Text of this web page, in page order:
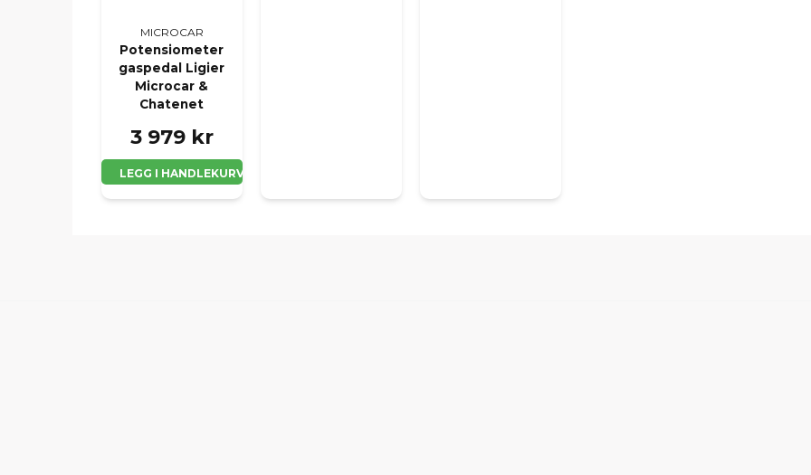
MICROCAR
Potensiometer
gaspedal Ligier
Microcar &
Chatenet
3 979 kr
LEGG I HANDLEKURV